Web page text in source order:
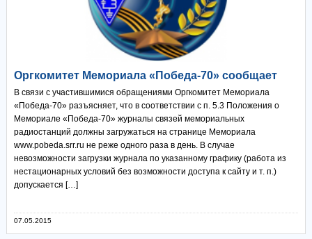
Оргкомитет Мемориала «Победа-70» сообщает
В связи с участившимися обращениями Оргкомитет Мемориала
«Победа-70» разъясняет, что в соответствии с п. 5.3 Положения о
Мемориале «Победа-70» журналы связей мемориальных
радиостанций должны загружаться на странице Мемориала
www.pobeda.srr.ru не реже одного раза в день. В случае
невозможности загрузки журнала по указанному графику (работа из
нестационарных условий без возможности доступа к сайту и т. п.)
допускается […]
07.05.2015